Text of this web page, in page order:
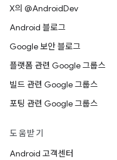
X의 @AndroidDev
Android 블로그
Google 보안 블로그
플랫폼 관련 Google 그룹스
빌드 관련 Google 그룹스
포팅 관련 Google 그룹스
도움받기
Android 고객센터